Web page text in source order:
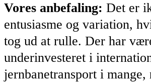
Vores anbefaling: Det er
entusiasme og variation,
tog ud at rulle. Der har
underinvesteret i
jernbanetransport i mange,